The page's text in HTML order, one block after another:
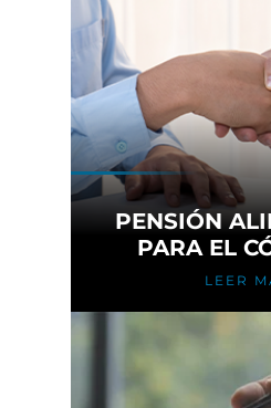
PENSIÓN
PARA EL
LEER